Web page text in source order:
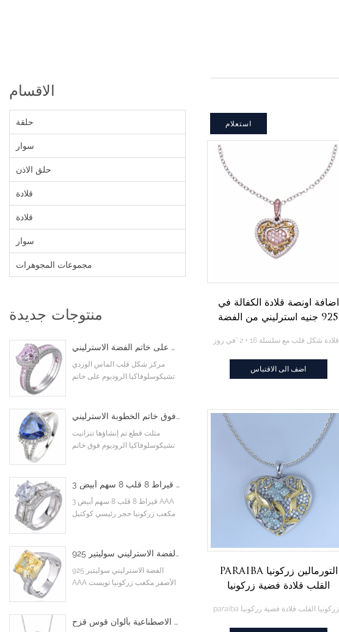
استعلام
اضافة اونصة قلادة الكفالة في
925 جنيه استرليني من الفضة
اضف الى الاقتباس
paraiba التورمالين زركونيا
القلب قلادة فضية زركونيا
الاقسام
حلقة
سوار
حلق الاذن
قلادة
قلادة
سوار
مجموعات المجوهرات
منتوجات جديدة
شكل قلب الماس اللون الوردي مكعب زركونيا الروديوم على خاتم الفضة الاسترليني
مركز شكل قلب الماس الوردي
تشيكوسلوفاكيا الروديوم على خاتم
مثلث قطع تم إنشاؤها تنزانيت تشيكوسلوفاكيا الروديوم فوق خاتم الخطوبة الاسترليني
مثلث قطع تم إنشاؤها تنزانيت
تشيكوسلوفاكيا الروديوم فوق خاتم
3 قيراط 8 قلب 8 سهم أبيض AAA مكعب زركونيا حجر رئيسي كوكتيل خواتم خطوبة زفاف
3 قيراط 8 قلب 8 سهم أبيض AAA
مكعب زركونيا حجر رئيسي كوكتيل
925 الفضة الاسترليني سوليتير AAA الأصفر مكعب زركونيا تويست متقاطع إنفينيتي خاتم الخطوبة
925 الفضة الاسترليني سوليتير
AAA الأصفر مكعب زركونيا تويست
قلادة الأبدية من الفضة الإسترليني مع أحجار الياقوت الاصطناعية بألوان قوس قزح